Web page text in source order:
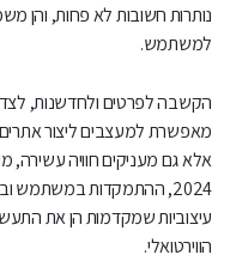
נותרות חשובות לא פחות, והן
למשתמש.
הקשבה לפרטים ולחדשנות, לצד
מאפשרת למעצבים ליצור
אלא גם מעניקים חוויה עשירה,
2024, ההתמקדות במשתמש
עיצוביות שמקדמות הן את
הווירטואלי.